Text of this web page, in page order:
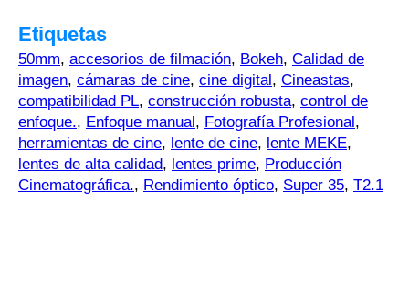
Etiquetas
50mm, accesorios de filmación, Bokeh, Calidad de
imagen, cámaras de cine, cine digital, Cineastas,
compatibilidad PL, construcción robusta, control de
enfoque., Enfoque manual, Fotografía Profesional,
herramientas de cine, lente de cine, lente MEKE,
lentes de alta calidad, lentes prime, Producción
Cinematográfica., Rendimiento óptico, Super 35, T2.1